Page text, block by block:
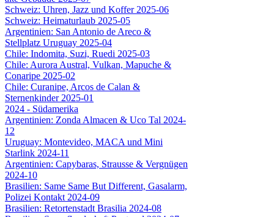
Schweiz: Uhren, Jazz und Koffer 2025-06
Schweiz: Heimaturlaub 2025-05
Argentinien: San Antonio de Areco &
Stellplatz Uruguay 2025-04
Chile: Indomita, Suzi, Ruedi 2025-03
Chile: Aurora Austral, Vulkan, Mapuche &
Conaripe 2025-02
Chile: Curanipe, Arcos de Calan &
Sternenkinder 2025-01
2024 - Südamerika
Argentinien: Zonda Almacen & Uco Tal 2024-
12
Uruguay: Montevideo, MACA und Mini
Starlink 2024-11
Argentinien: Capybaras, Strausse & Vergnügen
2024-10
Brasilien: Same Same But Different, Gasalarm,
Polizei Kontakt 2024-09
Brasilien: Retortenstadt Brasilia 2024-08